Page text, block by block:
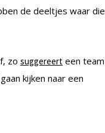
de deeltjes waar die
zo suggereert een team
kijken naar een